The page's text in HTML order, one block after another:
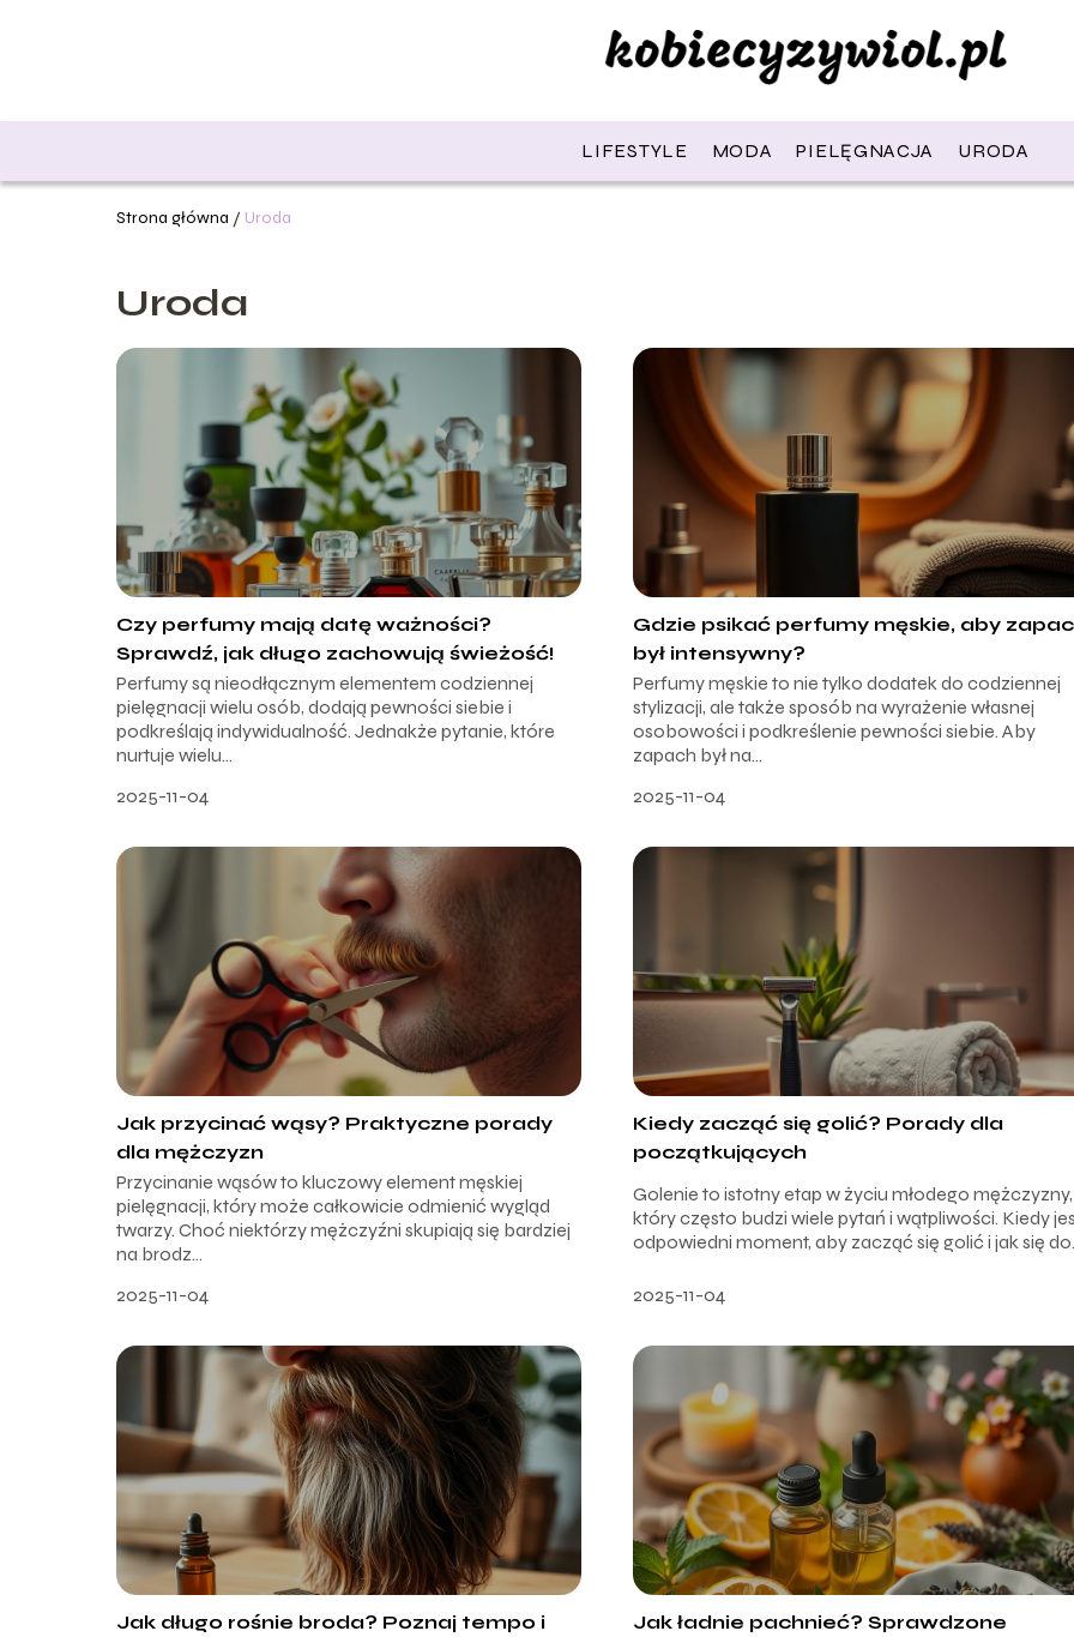
LIFESTYLE MODA PIELĘGNACJA URODA
Strona główna / Uroda
Uroda
Czy perfumy mają datę ważności?
Sprawdź, jak długo zachowują świeżość!
Perfumy są nieodłącznym elementem codziennej
pielęgnacji wielu osób, dodają pewności siebie i
podkreślają indywidualność. Jednakże pytanie, które
nurtuje wielu...
2025-11-04
Gdzie psikać perfumy męskie, aby
był intensywny?
Perfumy męskie to nie tylko dodatek do codziennej
stylizacji, ale także sposób na wyrażenie własnej
osobowości i podkreślenie pewności siebie. Aby
zapach był na...
2025-11-04
Jak przycinać wąsy? Praktyczne porady
dla mężczyzn
Przycinanie wąsów to kluczowy element męskiej
pielęgnacji, który może całkowicie odmienić wygląd
twarzy. Choć niektórzy mężczyźni skupiają się bardziej
na brodz...
2025-11-04
Kiedy zacząć się golić? Porady dla
początkujących
Golenie to istotny etap w życiu młodego mężczyzny,
który często budzi wiele pytań i wątpliwości. Kiedy
odpowiedni moment, aby zacząć się golić i jak się
2025-11-04
Jak długo rośnie broda? Poznaj tempo i
Jak ładnie pachnieć? Sprawdzone